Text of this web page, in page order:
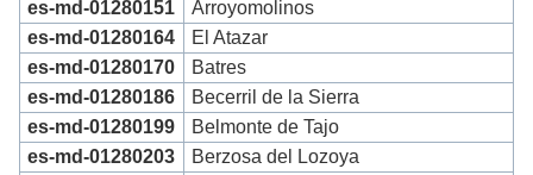
es-md-01280151
Arroyomolinos
es-md-01280164
El Atazar
es-md-01280170
Batres
es-md-01280186
Becerril de la Sierra
es-md-01280199
Belmonte de Tajo
es-md-01280203
Berzosa del Lozoya